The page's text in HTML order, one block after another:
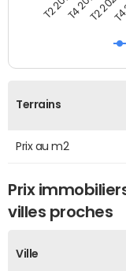
Terrains
Prix au m2
Prix
villes proches
Ville